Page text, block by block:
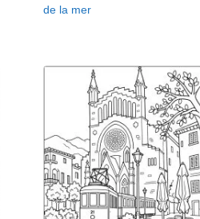
de la mer